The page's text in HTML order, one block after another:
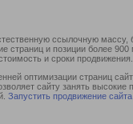
ссылочную
страниц и позиции более
и сроки продвижения.
оптимизации страниц
сайту занять
Запустить продвижение сайта